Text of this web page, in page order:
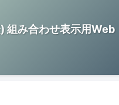
組み合わせ表示用Web